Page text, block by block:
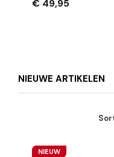
€ 49,95
NIEUWE ARTIKELEN
NIEUW